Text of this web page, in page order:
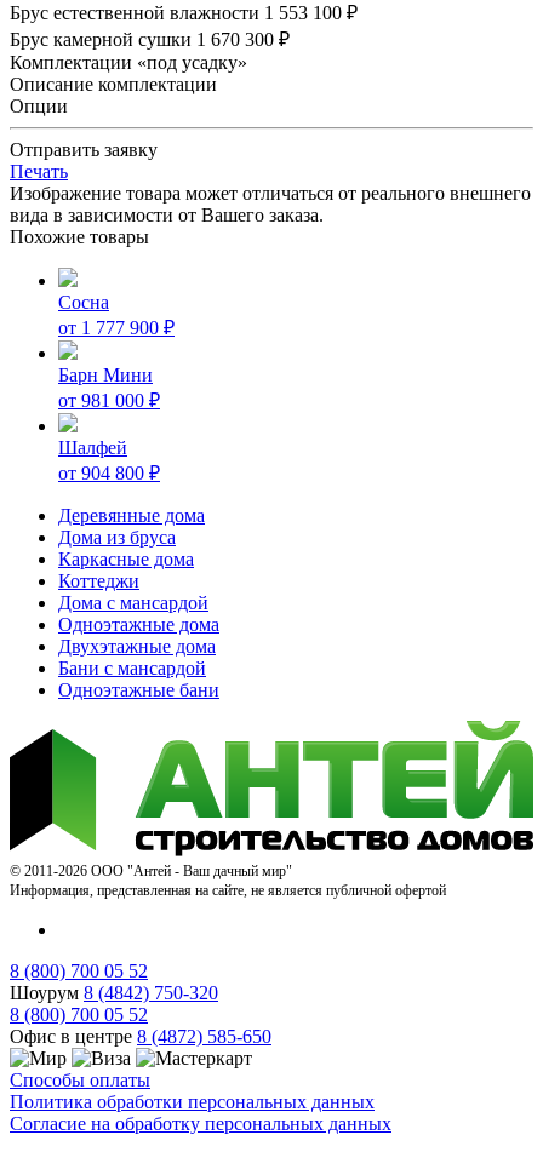
Брус естественной влажности 1 553 100 ₽
Брус камерной сушки 1 670 300 ₽
Комплектации «под усадку»
Описание комплектации
Опции
Отправить заявку
Печать
Изображение товара может отличаться от реального внешнего
вида в зависимости от Вашего заказа.
Похожие товары
Сосна
от 1 777 900 ₽
Барн Мини
от 981 000 ₽
Шалфей
от 904 800 ₽
Деревянные дома
Дома из бруса
Каркасные дома
Коттеджи
Дома с мансардой
Одноэтажные дома
Двухэтажные дома
Бани с мансардой
Одноэтажные бани
© 2011-2026 ООО "Антей - Ваш дачный мир"
Информация, представленная на сайте, не является публичной офертой
8 (800) 700 05 52
Шоурум 8 (4842) 750-320
8 (800) 700 05 52
Офис в центре 8 (4872) 585-650
Способы оплаты
Политика обработки персональных данных
Согласие на обработку персональных данных